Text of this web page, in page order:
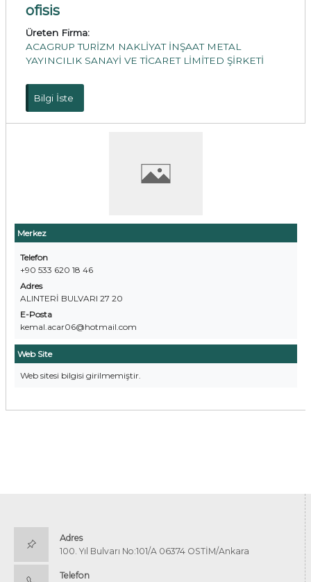
Merkez
Telefon
+90 533 620 18 46
Adres
ALINTERİ BULVARI 27 20
E-Posta
kemal.acar06@hotmail.com
Web Site
Web sitesi bilgisi girilmemiştir.
ofisis
Üreten Firma:
ACAGRUP TURİZM NAKLİYAT İNŞAAT METAL
YAYINCILIK SANAYİ VE TİCARET LİMİTED ŞİRKETİ
Bilgi İste
Adres
100. Yıl Bulvarı No:101/A 06374 OSTİM/Ankara
Telefon